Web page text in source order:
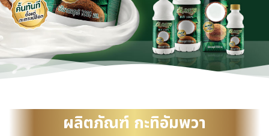
ผลิตภัณฑ์ กะทิอัมพวา